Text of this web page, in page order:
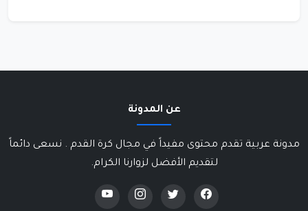
عن المدونة
مدونة عربية تقدم محتوى مفيداً في مجال كرة القدم . نسعى دائماً
لتقديم الأفضل لزوارنا الكرام.